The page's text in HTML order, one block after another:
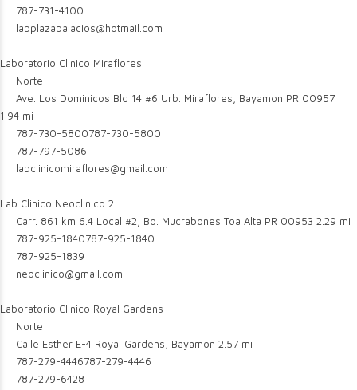
787-731-4100
labplazapalacios@hotmail.com
Laboratorio Clinico Miraflores
Norte
Ave. Los Dominicos Blq 14 #6 Urb. Miraflores, Bayamon PR 00957
1.94 mi
787-730-5800787-730-5800
787-797-5086
labclinicomiraflores@gmail.com
Lab Clinico Neoclinico 2
Carr. 861 km 6.4 Local #2, Bo. Mucrabones Toa Alta PR 00953 2.29 mi
787-925-1840787-925-1840
787-925-1839
neoclinico@gmail.com
Laboratorio Clinico Royal Gardens
Norte
Calle Esther E-4 Royal Gardens, Bayamon 2.57 mi
787-279-4446787-279-4446
787-279-6428